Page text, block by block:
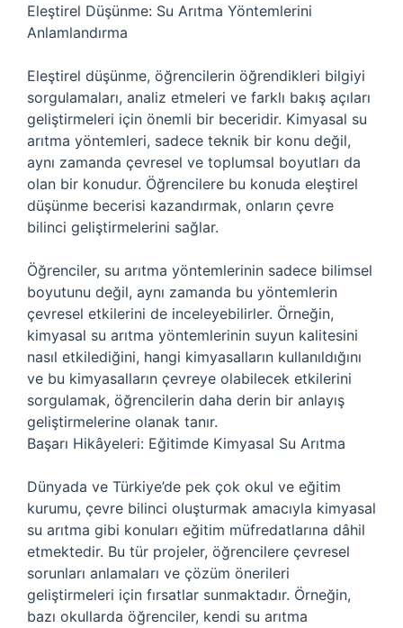
Eleştirel Düşünme: Su Arıtma Yöntemlerini
Anlamlandırma
Eleştirel düşünme, öğrencilerin öğrendikleri bilgiyi
sorgulamaları, analiz etmeleri ve farklı bakış açıları
geliştirmeleri için önemli bir beceridir. Kimyasal su
arıtma yöntemleri, sadece teknik bir konu değil,
aynı zamanda çevresel ve toplumsal boyutları da
olan bir konudur. Öğrencilere bu konuda eleştirel
düşünme becerisi kazandırmak, onların çevre
bilinci geliştirmelerini sağlar.
Öğrenciler, su arıtma yöntemlerinin sadece bilimsel
boyutunu değil, aynı zamanda bu yöntemlerin
çevresel etkilerini de inceleyebilirler. Örneğin,
kimyasal su arıtma yöntemlerinin suyun kalitesini
nasıl etkilediğini, hangi kimyasalların kullanıldığını
ve bu kimyasalların çevreye olabilecek etkilerini
sorgulamak, öğrencilerin daha derin bir anlayış
geliştirmelerine olanak tanır.
Başarı Hikâyeleri: Eğitimde Kimyasal Su Arıtma
Dünyada ve Türkiye’de pek çok okul ve eğitim
kurumu, çevre bilinci oluşturmak amacıyla kimyasal
su arıtma gibi konuları eğitim müfredatlarına dâhil
etmektedir. Bu tür projeler, öğrencilere çevresel
sorunları anlamaları ve çözüm önerileri
geliştirmeleri için fırsatlar sunmaktadır. Örneğin,
bazı okullarda öğrenciler, kendi su arıtma